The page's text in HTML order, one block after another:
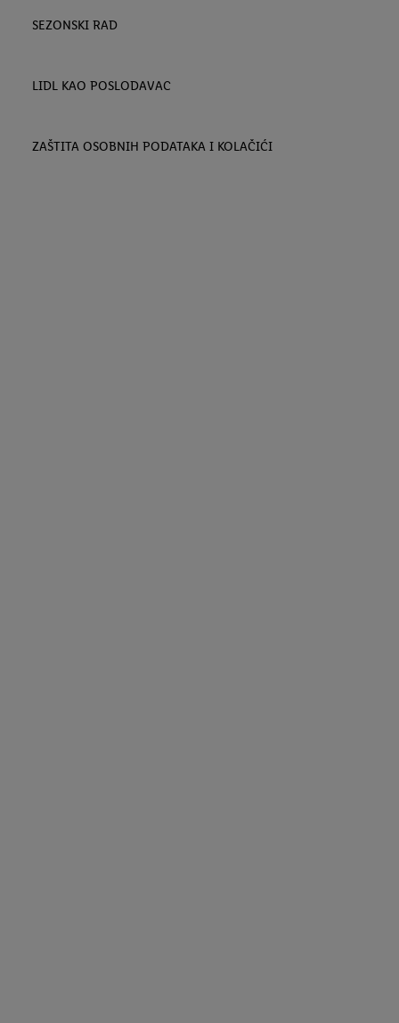
SEZONSKI RAD
LIDL KAO POSLODAVAC
ZAŠTITA OSOBNIH PODATAKA I KOLAČIĆI